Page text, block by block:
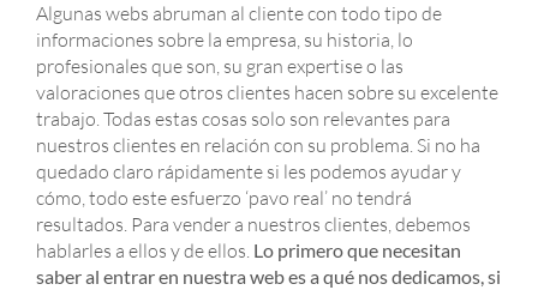
Algunas webs abruman al cliente con todo tipo de
informaciones sobre la empresa, su historia, lo
profesionales que son, su gran expertise o las
valoraciones que otros clientes hacen sobre su excelente
trabajo. Todas estas cosas solo son relevantes para
nuestros clientes en relación con su problema. Si no ha
quedado claro rápidamente si les podemos ayudar y
cómo, todo este esfuerzo ‘pavo real’ no tendrá
resultados. Para vender a nuestros clientes, debemos
hablarles a ellos y de ellos. Lo primero que necesitan
saber al entrar en nuestra web es a qué nos dedicamos, si